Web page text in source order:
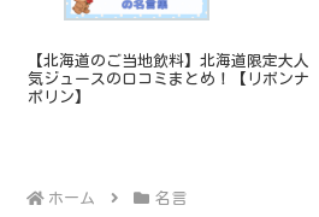
【北海道のご当地飲料】北海道限定大人
気ジュースの口コミまとめ！【リボンナ
ポリン】
ホーム 名言